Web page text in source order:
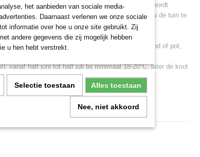
gezien. Maar als de uitgebloeide bloem er op tijd wordt
blad vormen om het volgende jaar opnieuw de tuin te
in een boeket.
juni op een plekje in de volle zon in de volle grond of pot,
vanaf half juni tot half juli bij minimaal 18-20°C, later de knol
dat zijn ongeveer 600 zaden
het aanbieden van sociale media-
Daarnaast verlenen we onze sociale
informatie over hoe u onze site gebruikt. Zij
andere gegevens die zij mogelijk hebben
u hen hebt verstrekt.
Selectie toestaan Alles toestaan
Nee, niet akkoord